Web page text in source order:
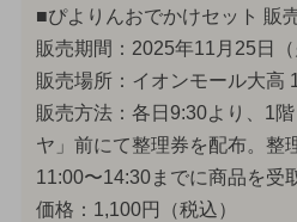
■ぴよりんおでかけセット 販
販売期間：2025年11月25日（
販売場所：イオンモール大高
販売方法：各日9:30より、1
ヤ」前にて整理券を配布。整
11:00〜14:30までに商品を受
価格：1,100円（税込）